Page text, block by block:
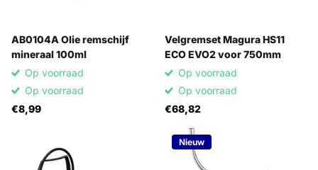
AB0104A Olie remschijf
mineraal 100ml
Op voorraad
Op voorraad
€8,99
Velgremset Magura HS11
ECO EVO2 voor 750mm
Op voorraad
Op voorraad
€68,82
Nieuw